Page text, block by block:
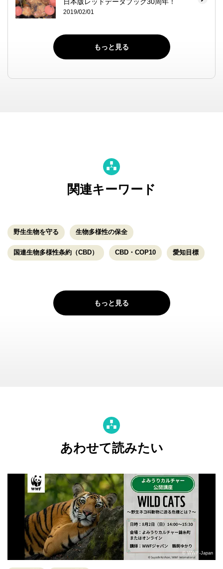
2019/02/01
もっと見る
関連キーワード
野生生物を守る 生物多様性の保全
国連生物多様性条約（CBD） CBD・COP10 愛知目標
もっと見る
あわせて読みたい
© WWF-Japan